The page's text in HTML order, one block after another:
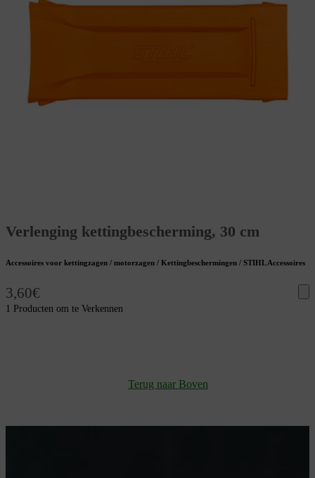
Verlenging kettingbescherming, 30 cm
Accessoires voor kettingzagen / motorzagen / Kettingbeschermingen / STIHL Accessoires
3,60€
1 Producten om te Verkennen
Terug naar Boven